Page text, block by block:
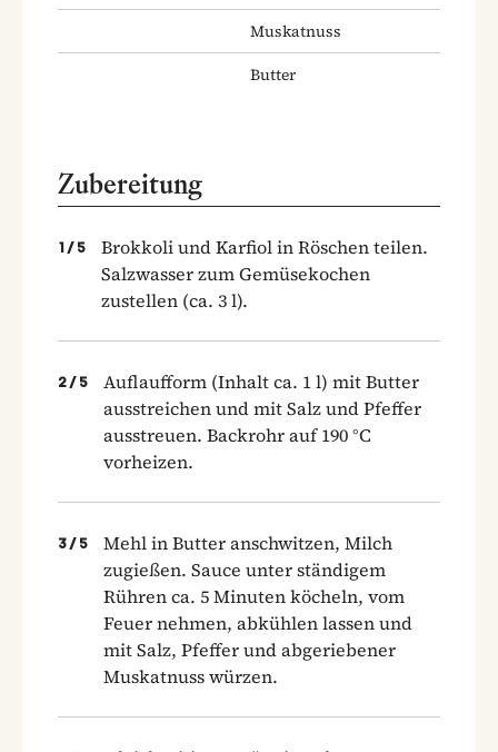
Muskatnuss
Butter
Zubereitung
1 / 5
Brokkoli und Karfiol in Röschen teilen.
Salzwasser zum Gemüsekochen
zustellen (ca. 3 l).
2 / 5
Auflaufform (Inhalt ca. 1 l) mit Butter
ausstreichen und mit Salz und Pfeffer
ausstreuen. Backrohr auf 190 °C
vorheizen.
3 / 5
Mehl in Butter anschwitzen, Milch
zugießen. Sauce unter ständigem
Rühren ca. 5 Minuten köcheln, vom
Feuer nehmen, abkühlen lassen und
mit Salz, Pfeffer und abgeriebener
Muskatnuss würzen.